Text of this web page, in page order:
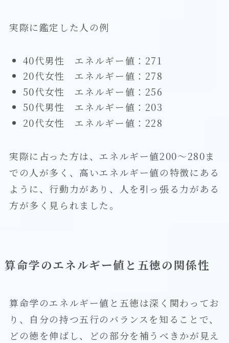
実際に鑑定した人の例
40代男性 エネルギー値：271
20代女性 エネルギー値：278
50代女性 エネルギー値：256
50代男性 エネルギー値：203
20代女性 エネルギー値：228
実際に占った方は、エネルギー値200～280ま
での人が多く、高いエネルギー値の特徴にある
ように、行動力があり、人を引っ張る力がある
方が多く見られました。
算命学のエネルギー値と五徳の関係性
算命学のエネルギー値と五徳は深く関わってお
り、自分の持つ五行のバランスを知ることで、
どの徳を伸ばし、どの部分を補うべきかが見え